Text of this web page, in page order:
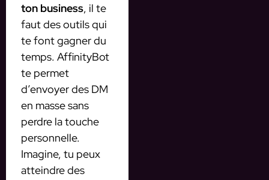
ton business, il te
faut des outils qui
te font gagner du
temps. AffinityBot
te permet
d’envoyer des DM
en masse sans
perdre la touche
personnelle.
Imagine, tu peux
atteindre des